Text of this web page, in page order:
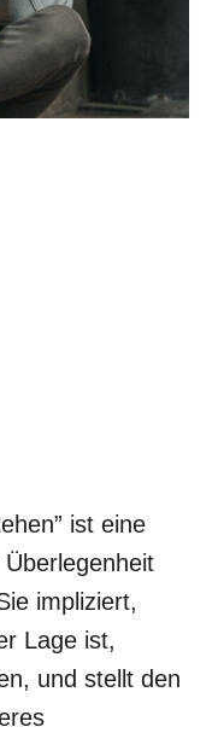
ist eine
impliziert,
Lage ist,
und stellt den